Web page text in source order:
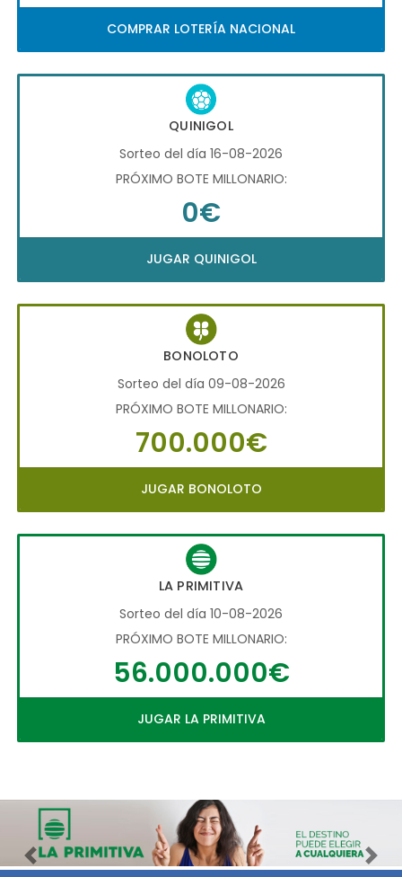
COMPRAR LOTERÍA NACIONAL
QUINIGOL
Sorteo del día 16-08-2026
PRÓXIMO BOTE MILLONARIO:
0€
JUGAR QUINIGOL
BONOLOTO
Sorteo del día 09-08-2026
PRÓXIMO BOTE MILLONARIO:
700.000€
JUGAR BONOLOTO
LA PRIMITIVA
Sorteo del día 10-08-2026
PRÓXIMO BOTE MILLONARIO:
56.000.000€
JUGAR LA PRIMITIVA
Imagen anterior